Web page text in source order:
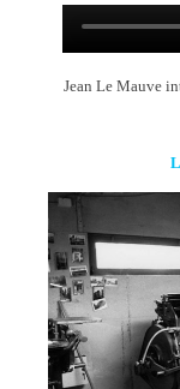
Jean Le Mauve